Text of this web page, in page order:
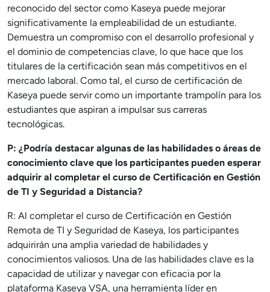
reconocido del sector como Kaseya puede mejorar
significativamente la empleabilidad de un estudiante.
Demuestra un compromiso con el desarrollo profesional y
el dominio de competencias clave, lo que hace que los
titulares de la certificación sean más competitivos en el
mercado laboral. Como tal, el curso de certificación de
Kaseya puede servir como un importante trampolín para los
estudiantes que aspiran a impulsar sus carreras
tecnológicas.
P: ¿Podría destacar algunas de las habilidades o áreas de
conocimiento clave que los participantes pueden esperar
adquirir al completar el curso de Certificación en Gestión
de TI y Seguridad a Distancia?
R: Al completar el curso de Certificación en Gestión
Remota de TI y Seguridad de Kaseya, los participantes
adquirirán una amplia variedad de habilidades y
conocimientos valiosos. Una de las habilidades clave es la
capacidad de utilizar y navegar con eficacia por la
plataforma Kaseya VSA, una herramienta líder en